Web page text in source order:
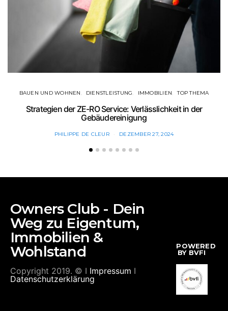
BAUEN UND WOHNEN DIENSTLEISTUNG IMMOBILIEN TOP THEMA
Strategien der ZE-RO Service: Verlässlichkeit in der
Gebäudereinigung
PHILIPPE DE CLEUR DEZEMBER 27, 2024
Owners Club - Dein
Weg zu Eigentum,
Immobilien &
Wohlstand
Copyright 2019. © I Impressum I
Datenschutzerklärung
POWERED
BY BVFI